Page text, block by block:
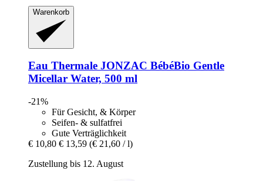
Warenkorb
Eau Thermale JONZAC BébéBio Gentle
Micellar Water, 500 ml
-21%
Für Gesicht, & Körper
Seifen- & sulfatfrei
Gute Verträglichkeit
€ 10,80 € 13,59 (€ 21,60 / l)
Zustellung bis 12. August